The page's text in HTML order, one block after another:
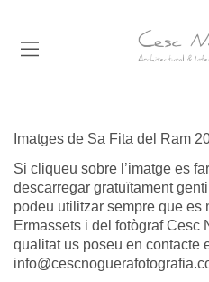
Imatges de Sa Fita del Ram
Si cliqueu sobre l’imatge es
descarregar gratuïtament
podeu utilitzar sempre que
Ermassets i del fotògraf Cesc
qualitat us poseu en contacte